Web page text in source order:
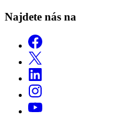
Najdete nás na